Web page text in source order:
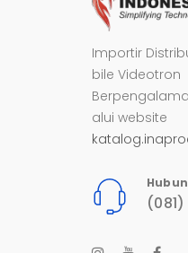
Importir
bile Videotron
alui website